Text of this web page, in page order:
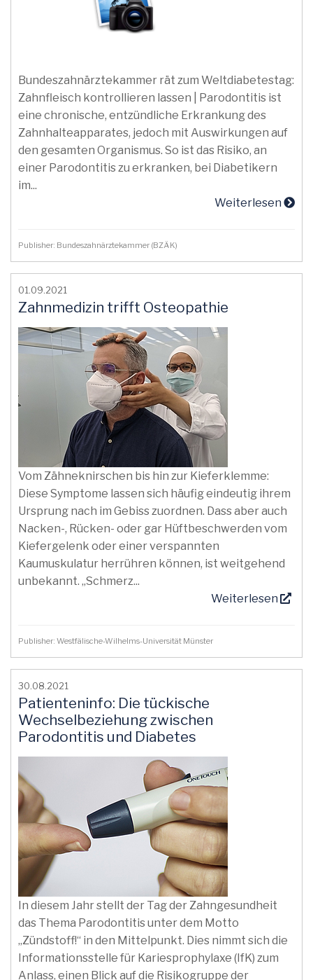
Bundeszahnärztekammer rät zum Weltdiabetestag:
Zahnfleisch kontrollieren lassen | Parodontitis ist
eine chronische, entzündliche Erkrankung des
Zahnhalteapparates, jedoch mit Auswirkungen auf
den gesamten Organismus. So ist das Risiko, an
einer Parodontitis zu erkranken, bei Diabetikern
im...
Weiterlesen
Publisher: Bundeszahnärztekammer (BZÄK)
01.09.2021
Zahnmedizin trifft Osteopathie
Vom Zähneknirschen bis hin zur Kieferklemme:
Diese Symptome lassen sich häufig eindeutig ihrem
Ursprung nach im Gebiss zuordnen. Dass aber auch
Nacken-, Rücken- oder gar Hüftbeschwerden vom
Kiefergelenk oder einer verspannten
Kaumuskulatur herrühren können, ist weitgehend
unbekannt. „Schmerz...
Weiterlesen
Publisher: Westfälische-Wilhelms-Universität Münster
30.08.2021
Patienteninfo: Die tückische
Wechselbeziehung zwischen
Parodontitis und Diabetes
In diesem Jahr stellt der Tag der Zahngesundheit
das Thema Parodontitis unter dem Motto
„Zündstoff!“ in den Mittelpunkt. Dies nimmt sich die
Informationsstelle für Kariesprophylaxe (IfK) zum
Anlass, einen Blick auf die Risikogruppe der